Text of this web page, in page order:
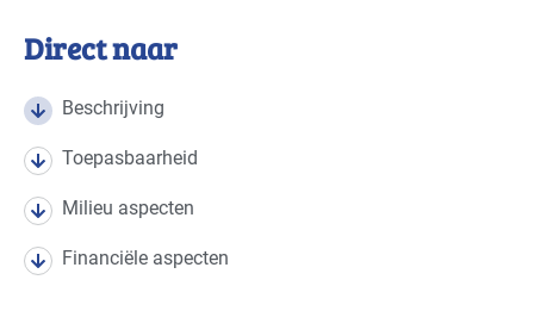
Toepasbaar voor branches
branches
Voedingsindustrie - brood en banket
Direct naar
Beschrijving
Toepasbaarheid
Milieu aspecten
Financiële aspecten